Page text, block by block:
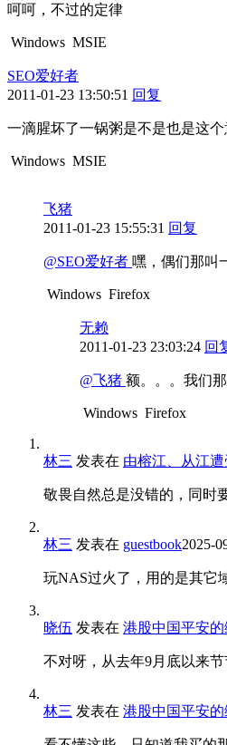
呵呵，不过的定律
Windows MSIE
SEO爱好者
2011-01-23 13:50:51 回复
一滴腥坏了一锅粥是不是也是这个
Windows MSIE
飞猪
2011-01-23 15:55:31 回复
@SEO爱好者 嘿，偶们那叫
Windows Firefox
无赖
2011-01-23 23:03:24 回
@飞猪 额。。。我们
Windows Firefox
林三 发表在 由榕江、从江
敬畏自然总是没错的，同时
林三 发表在 guestbook2025-
玩NAS过火了，用的是其它
晓伍 发表在 港股中国平安
不对呀，从去年9月底以来节
林三 发表在 港股中国平安